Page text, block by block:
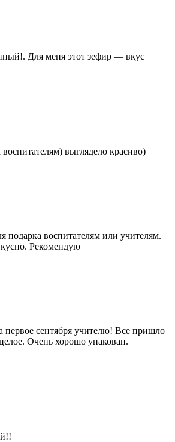
Для меня этот зефир — вкус
выглядело красиво)
подарка воспитателям или учителям.
Рекомендую
сентября учителю! Все пришло
Очень хорошо упакован.